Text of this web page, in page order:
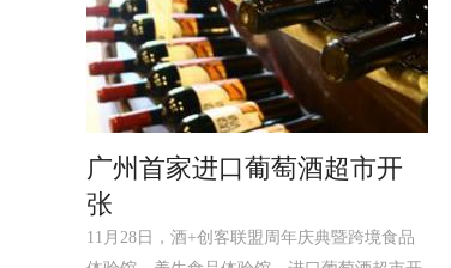
广州首家进口葡萄酒超市开
张
11月28日，酒+创客联盟周年庆典暨跨境食品